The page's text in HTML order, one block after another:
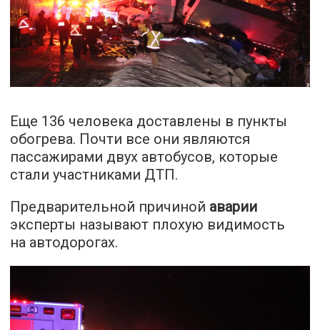
Еще 136 человека доставлены в пункты
обогрева. Почти все они являются
пассажирами двух автобусов, которые
стали участниками ДТП.
Предварительной причиной аварии
эксперты называют плохую видимость
на автодорогах.